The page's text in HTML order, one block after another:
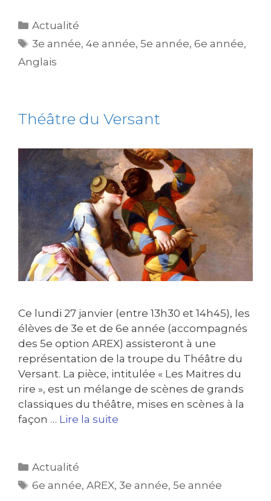
Actualité
3e année,4e année,5e année,6e année,
Anglais
Théâtre du Versant
Ce lundi 27 janvier (entre 13h30 et 14h45), les
élèves de 3e et de 6e année (accompagnés
des 5e option AREX) assisteront à une
représentation de la troupe du Théâtre du
Versant. La pièce, intitulée « Les Maitres du
rire », est un mélange de scènes de grands
classiques du théâtre, mises en scènes à la
façon … Lire la suite
Actualité
6e année,AREX,3e année,5e année